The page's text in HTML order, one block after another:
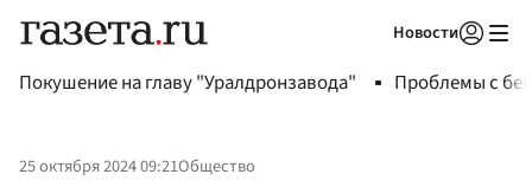
Новости
Покушение на главу "Уралдронзавода" Проблемы с
25 октября 2024 09:21Общество